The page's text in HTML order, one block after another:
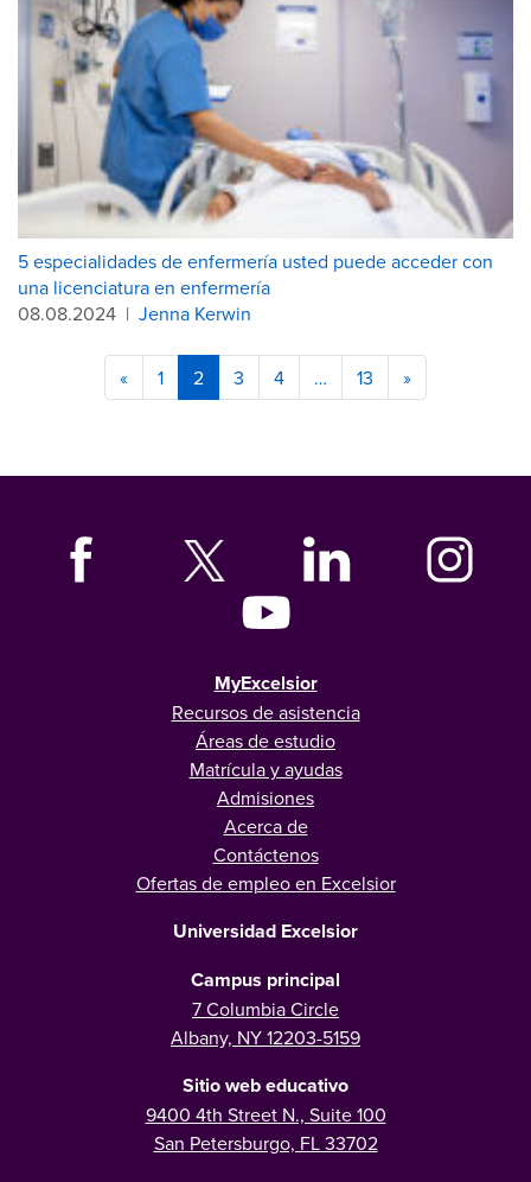
5 especialidades de enfermería usted puede acceder con
una licenciatura en enfermería
08.08.2024 | Jenna Kerwin
« 1 2 3 4 … 13 »
MyExcelsior
Recursos de asistencia
Áreas de estudio
Matrícula y ayudas
Admisiones
Acerca de
Contáctenos
Ofertas de empleo en Excelsior
Universidad Excelsior
Campus principal
7 Columbia Circle
Albany, NY 12203-5159
Sitio web educativo
9400 4th Street N., Suite 100
San Petersburgo, FL 33702